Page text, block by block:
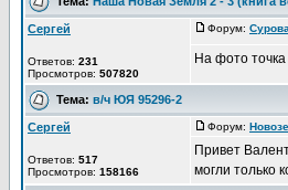
Сергей
Ответов: 231
Просмотров: 507820
Форум:
На фото
Тема: в/ч ЮЯ 95296-2
Сергей
Ответов: 517
Просмотров: 158166
Форум:
Привет
могли только